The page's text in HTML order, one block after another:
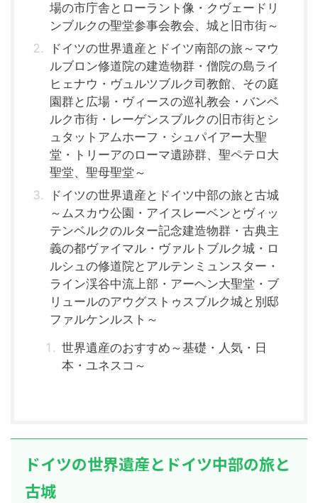
場の市庁舎とローラント像・クヴェードリ
ンブルクの聖堂参事会教会、城と旧市街～
ドイツの世界遺産とドイツ南部の旅～マウ
ルブロン修道院の建造物群・僧院の島ライ
ヒェナウ・ヴュルツブルク司教館、その庭
園群と広場・ヴィースの巡礼教会・バンベ
ルク市街・レーゲンスブルクの旧市街とシ
ュタットアムホーフ・シュパイアー大聖
堂・トリーアのローマ遺跡群、聖ペテロ大
聖堂、聖母聖堂～
ドイツの世界遺産とドイツ中部の旅と古城
～ムスカウ公園・アイスレーベンとヴィッ
テンベルクのルター記念建造物群・古典主
義の都ヴァイマル・ヴァルトブルク城・ロ
ルシュの修道院とアルテンミュンスター・
ライン渓谷中流上部・アーヘン大聖堂・ブ
リュールのアウグストゥスブルク城と別邸
ファルケンルスト～
世界遺産のおすすめ～基礎・人気・日
本・ユネスコ～
ドイツの世界遺産とドイツ中部の旅と
古城